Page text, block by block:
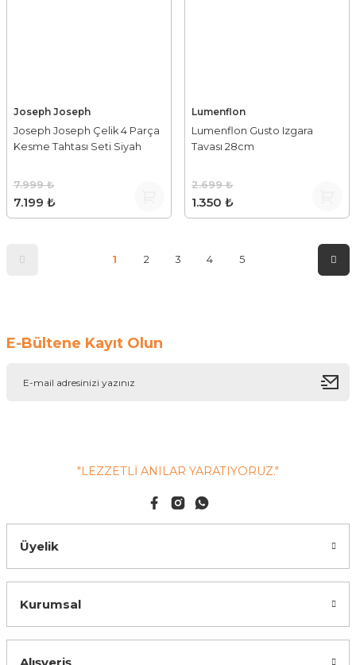
Joseph Joseph
Joseph Joseph Çelik 4 Parça
Kesme Tahtası Seti Siyah
7.199 ₺
7.999 ₺
Lumenflon
Lumenflon Gusto Izgara
Tavası 28cm
1.350 ₺
2.699 ₺
1 2 3 4 5
E-Bültene Kayıt Olun
"LEZZETLİ ANILAR YARATIYORUZ."
Üyelik
Kurumsal